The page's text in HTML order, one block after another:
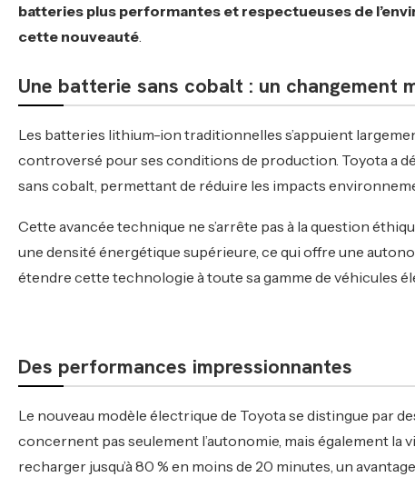
batteries plus performantes et respectueuses de
cette nouveauté.
Une batterie sans cobalt : un changement
Les batteries lithium-ion traditionnelles s’appuient
controversé pour ses conditions de production. Toyota a
sans cobalt, permettant de réduire les impacts
Cette avancée technique ne s’arrête pas à la question
une densité énergétique supérieure, ce qui offre une
étendre cette technologie à toute sa gamme de véhicules
Des performances impressionnantes
Le nouveau modèle électrique de Toyota se distingue par
concernent pas seulement l’autonomie, mais également la
recharger jusqu’à 80 % en moins de 20 minutes, un